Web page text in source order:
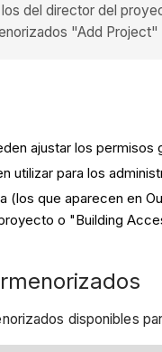
del director del
"Add
ajustar los permisos
utilizar para los
(los que aparecen en
o "Building
disponibles